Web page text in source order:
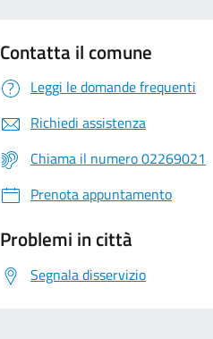
Contatta il comune
Leggi le domande frequenti
Richiedi assistenza
Chiama il numero 02269021
Prenota appuntamento
Problemi in città
Segnala disservizio